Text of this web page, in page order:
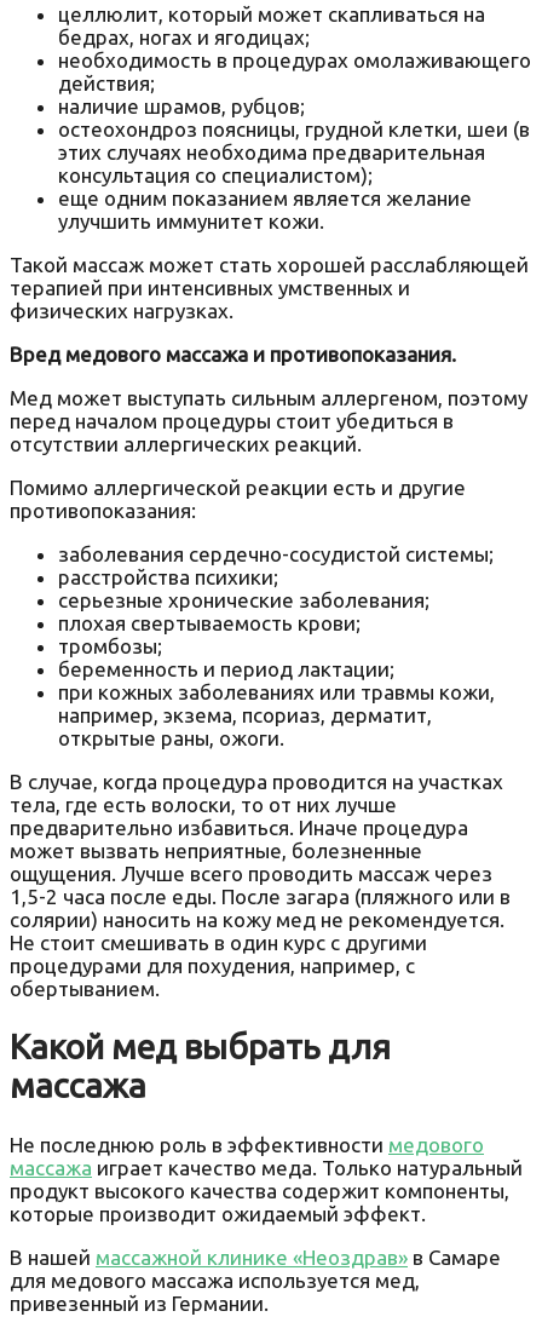
целлюлит, который может скапливаться на
бедрах, ногах и ягодицах;
необходимость в процедурах омолаживающего
действия;
наличие шрамов, рубцов;
остеохондроз поясницы, грудной клетки, шеи (в
этих случаях необходима предварительная
консультация со специалистом);
еще одним показанием является желание
улучшить иммунитет кожи.
Такой массаж может стать хорошей расслабляющей
терапией при интенсивных умственных и
физических нагрузках.
Вред медового массажа и противопоказания.
Мед может выступать сильным аллергеном, поэтому
перед началом процедуры стоит убедиться в
отсутствии аллергических реакций.
Помимо аллергической реакции есть и другие
противопоказания:
заболевания сердечно-сосудистой системы;
расстройства психики;
серьезные хронические заболевания;
плохая свертываемость крови;
тромбозы;
беременность и период лактации;
при кожных заболеваниях или травмы кожи,
например, экзема, псориаз, дерматит,
открытые раны, ожоги.
В случае, когда процедура проводится на участках
тела, где есть волоски, то от них лучше
предварительно избавиться. Иначе процедура
может вызвать неприятные, болезненные
ощущения. Лучше всего проводить массаж через
1,5-2 часа после еды. После загара (пляжного или в
солярии) наносить на кожу мед не рекомендуется.
Не стоит смешивать в один курс с другими
процедурами для похудения, например, с
обертыванием.
Какой мед выбрать для
массажа
Не последнюю роль в эффективности медового
массажа играет качество меда. Только натуральный
продукт высокого качества содержит компоненты,
которые производит ожидаемый эффект.
В нашей массажной клинике «Неоздрав» в Самаре
для медового массажа используется мед,
привезенный из Германии.